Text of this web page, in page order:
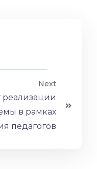
Next
реализации
в рамках
педагогов